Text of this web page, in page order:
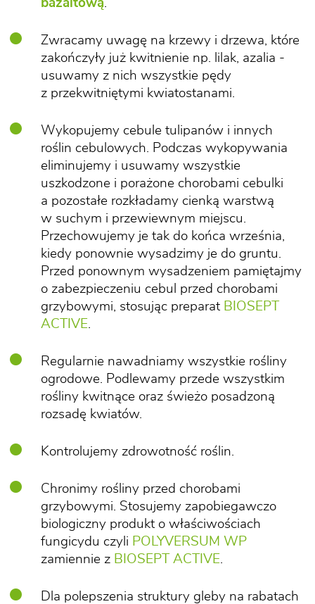
bazaltową.
Zwracamy uwagę na krzewy i drzewa, które
zakończyły już kwitnienie np. lilak, azalia -
usuwamy z nich wszystkie pędy
z przekwitniętymi kwiatostanami.
Wykopujemy cebule tulipanów i innych
roślin cebulowych. Podczas wykopywania
eliminujemy i usuwamy wszystkie
uszkodzone i porażone chorobami cebulki
a pozostałe rozkładamy cienką warstwą
w suchym i przewiewnym miejscu.
Przechowujemy je tak do końca września,
kiedy ponownie wysadzimy je do gruntu.
Przed ponownym wysadzeniem pamiętajmy
o zabezpieczeniu cebul przed chorobami
grzybowymi, stosując preparat BIOSEPT
ACTIVE.
Regularnie nawadniamy wszystkie rośliny
ogrodowe. Podlewamy przede wszystkim
rośliny kwitnące oraz świeżo posadzoną
rozsadę kwiatów.
Kontrolujemy zdrowotność roślin.
Chronimy rośliny przed chorobami
grzybowymi. Stosujemy zapobiegawczo
biologiczny produkt o właściwościach
fungicydu czyli POLYVERSUM WP
zamiennie z BIOSEPT ACTIVE.
Dla polepszenia struktury gleby na rabatach